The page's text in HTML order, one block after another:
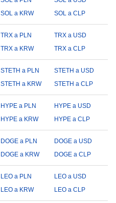
SOL a KRW SOL a CLP
TRX a PLN
TRX a USD
TRX a KRW TRX a CLP
STETH a PLN
STETH a USD
STETH a KRW STETH a CLP
HYPE a PLN
HYPE a USD
HYPE a KRW HYPE a CLP
DOGE a PLN
DOGE a USD
DOGE a KRW DOGE a CLP
LEO a PLN
LEO a USD
LEO a KRW LEO a CLP